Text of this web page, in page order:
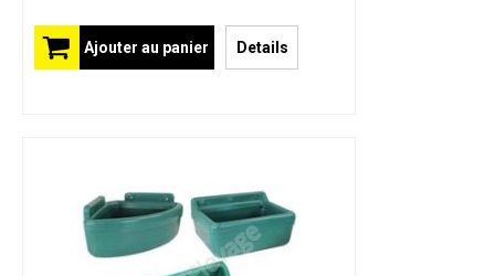
Ajouter au panier Details